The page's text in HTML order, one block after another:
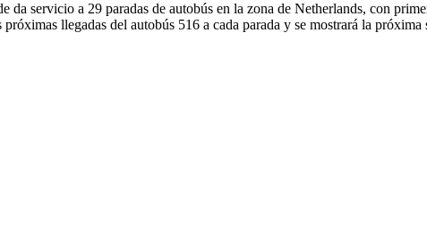
da servicio a 29 paradas de autobús en la zona de Netherlands, con
llegadas del autobús 516 a cada parada y se mostrará la